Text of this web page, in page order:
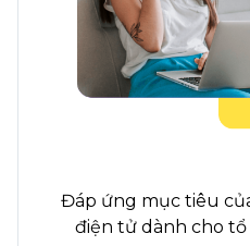
Đáp ứng mục tiêu
điện tử dành cho